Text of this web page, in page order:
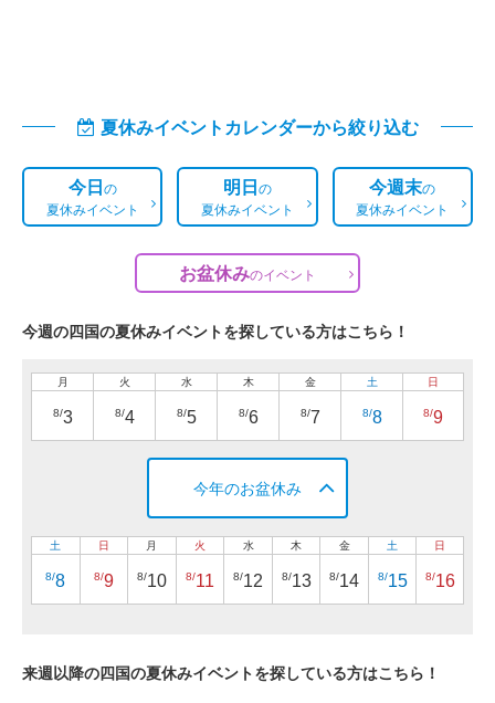
夏休みイベントカレンダーから絞り込む
今日の
夏休みイベント
明日の
夏休みイベント
今週末の
夏休みイベント
お盆休みのイベント
今週の四国の夏休みイベントを探している方はこちら！
月
8/3
火
8/4
水
8/5
木
8/6
金
8/7
土
8/8
日
8/9
今年のお盆休み
土
8/8
日
8/9
月
8/10
火
8/11
水
8/12
木
8/13
金
8/14
土
8/15
日
8/16
来週以降の四国の夏休みイベントを探している方はこちら！